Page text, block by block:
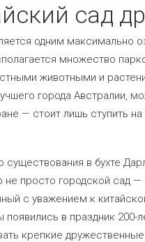
сад
одним максимально
множество
животными и
города Австралии,
— стоит лишь ступить
существования в бухте
не просто городской сад —
с уважением к
появились в праздник 200-
крепкие